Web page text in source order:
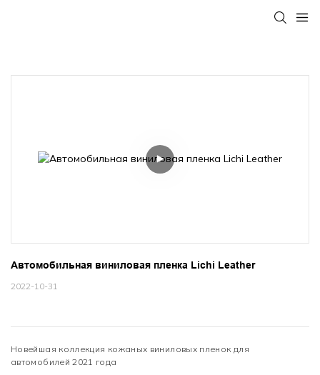
Автомобильная виниловая пленка Lichi Leather
2022-10-31
Новейшая коллекция кожаных виниловых пленок для
автомобилей 2021 года